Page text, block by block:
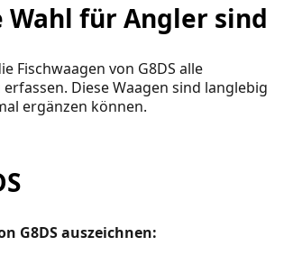
Wahl für Angler sind
Fischwaagen von G8DS alle
Diese Waagen sind langlebig
ergänzen können.
G8DS auszeichnen: